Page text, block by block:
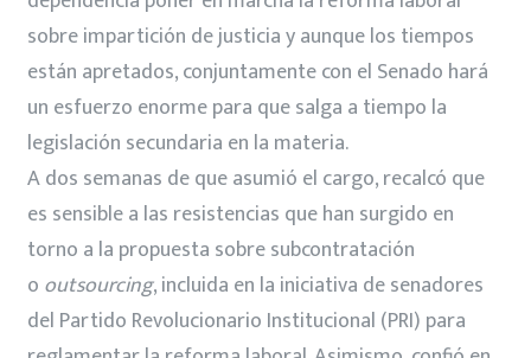
sobre impartición de justicia y aunque los tiempos
están apretados, conjuntamente con el Senado hará
un esfuerzo enorme para que salga a tiempo la
legislación secundaria en la materia.
A dos semanas de que asumió el cargo, recalcó que
es sensible a las resistencias que han surgido en
torno a la propuesta sobre subcontratación
o outsourcing, incluida en la iniciativa de senadores
del Partido Revolucionario Institucional (PRI) para